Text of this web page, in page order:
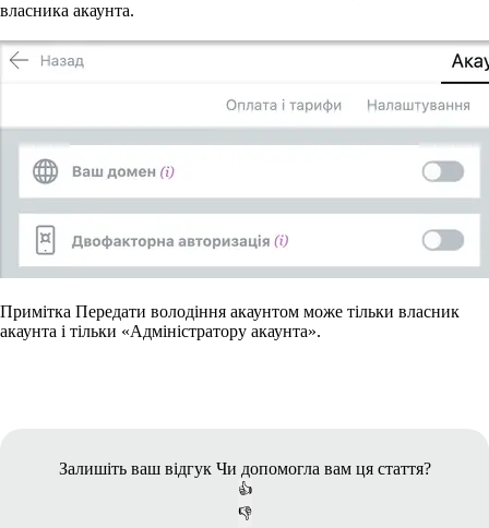
власника акаунта.
Примітка Передати володіння акаунтом може тільки власник
акаунта і тільки «Адміністратору акаунта».
Залишіть ваш відгук Чи допомогла вам ця стаття?
👍
👎